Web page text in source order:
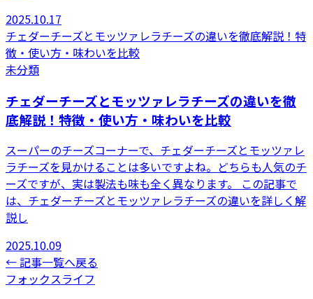
2025.10.17
チェダーチーズとモッツァレラチーズの違いを徹底解説！特
徴・使い方・味わいを比較
未分類
チェダーチーズとモッツァレラチーズの違いを徹
底解説！特徴・使い方・味わいを比較
スーパーのチーズコーナーで、チェダーチーズとモッツァレ
ラチーズを見かけることは多いですよね。どちらも人気のチ
ーズですが、実は製法も味も全く異なります。 この記事で
は、チェダーチーズとモッツァレラチーズの違いを詳しく解
説し
2025.10.09
← 記事一覧へ戻る
フォックスライフ